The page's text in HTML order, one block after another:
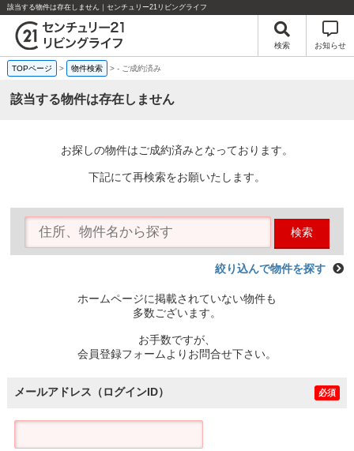
該当する物件は存在しません｜センチュリー21リビングライフ
検索 お知らせ
TOPページ > 物件検索 >- ご成約済み
該当する物件は存在しません
お探しの物件はご成約済みとなっております。
下記にて再検索をお願いたします。
検索
絞り込んで物件を探す
ホームページに掲載されていない物件も
多数ございます。
お手数ですが、
会員登録フォームよりお問合せ下さい。
メールアドレス（ログインID） 必須